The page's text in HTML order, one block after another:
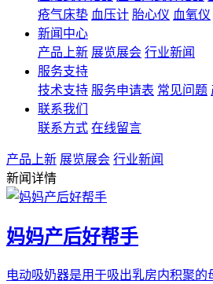
疮气床垫 血压计 胎心仪 血氧仪
新闻中心
产品上新 展览展会 行业新闻
服务支持
技术支持 服务申请表 常见问题
联系我们
联系方式 在线留言
产品上新 展览展会 行业新闻
新闻详情
妈妈产后好帮手
电动吸奶器是用于吸出乳房内积聚的